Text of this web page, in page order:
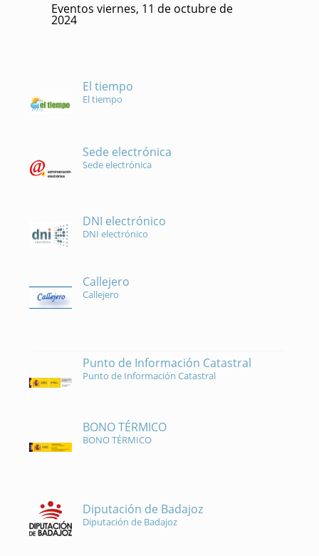
Eventos viernes, 11 de octubre de
2024
El tiempo
El tiempo
Sede electrónica
Sede electrónica
DNI electrónico
DNI electrónico
Callejero
Callejero
Punto de Información Catastral
Punto de Información Catastral
BONO TÉRMICO
BONO TÉRMICO
Diputación de Badajoz
Diputación de Badajoz